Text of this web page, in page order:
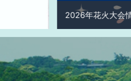
伊豆ドッグツー